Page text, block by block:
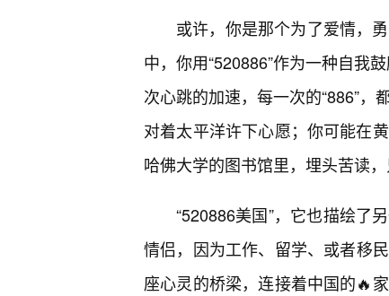
或许，你是那个为了爱情，
中，你用“520886”作为一种自我
次心跳的加速，每一次的“886”，
对着太平洋许下心愿；你可能在
哈佛大学的图书馆里，埋头苦读
“520886美国”，它也描绘
情侣，因为工作、留学、或者移
座心灵的桥梁，连接着中国的🔥